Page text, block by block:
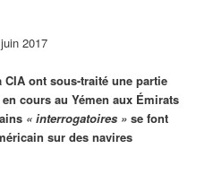
2017
CIA ont sous-traité une partie
cours au Yémen aux Émirats
« interrogatoires » se font
sur des navires